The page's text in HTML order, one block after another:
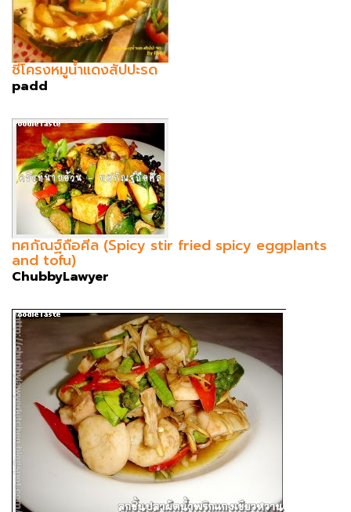
ซี่โครงหมูน้ำแดงสัปปะรด
padd
ทศกัณฐ์ถือศีล (Spicy stir fried spicy eggplants
and tofu)
ChubbyLawyer